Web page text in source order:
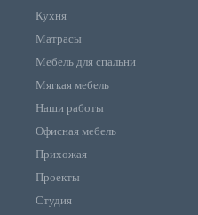
Кухня
Матрасы
Мебель для спальни
Мягкая мебель
Наши работы
Офисная мебель
Прихожая
Проекты
Студия